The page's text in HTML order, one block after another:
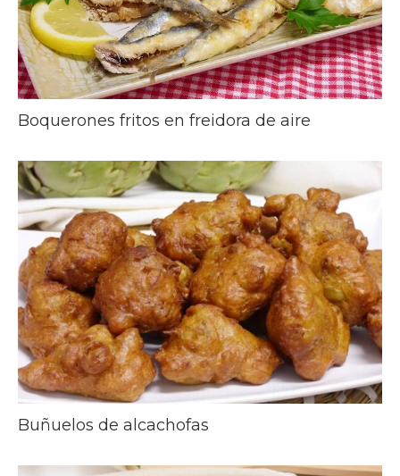
Boquerones fritos en freidora de aire
Buñuelos de alcachofas